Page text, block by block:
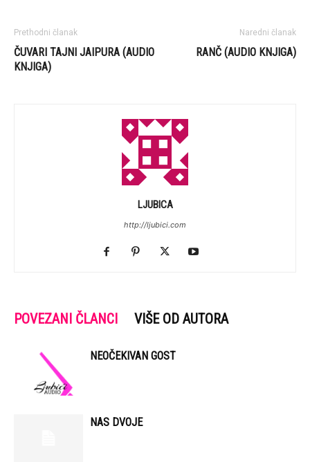
Prethodni članak
ČUVARI TAJNI JAIPURA (AUDIO
KNJIGA)
Naredni članak
RANČ (AUDIO KNJIGA)
LJUBICA
http://ljubici.com
POVEZANI ČLANCI VIŠE OD AUTORA
NEOČEKIVAN GOST
NAS DVOJE